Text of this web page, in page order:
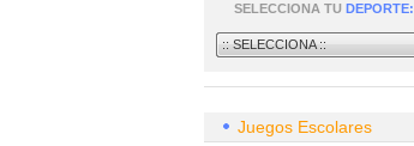
SELECCIONA TU DEPORTE:
:: SELECCIONA ::
Juegos Escolares